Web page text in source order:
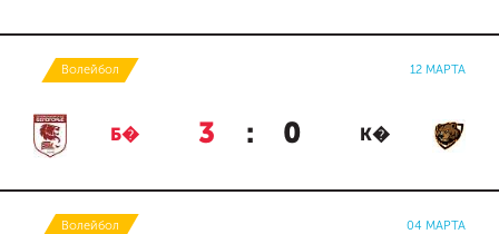
Волейбол 12 МАРТА
Б� 3 : 0 К�
Волейбол 04 МАРТА